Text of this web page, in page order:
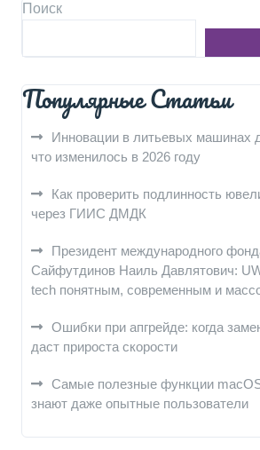
Поиск
Популярные Статьи
Инновации в литьевых машинах
что изменилось в 2026 году
Как проверить подлинность
через ГИИС ДМДК
Президент международного
Сайфутдинов Наиль Давлятович:
tech понятным, современным и
Ошибки при апгрейде: когда
даст прироста скорости
Самые полезные функции
знают даже опытные пользователи